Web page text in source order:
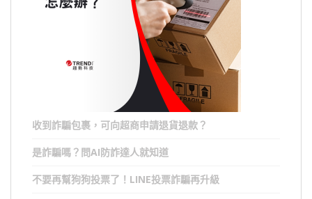
收到詐騙包裹，可向超商申請退貨退款？
是詐騙嗎？問AI防詐達人就知道
不要再幫狗狗投票了！LINE投票詐騙再升級